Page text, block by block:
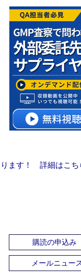
ます！ 詳細はこち
購読の申込み
メールニュー